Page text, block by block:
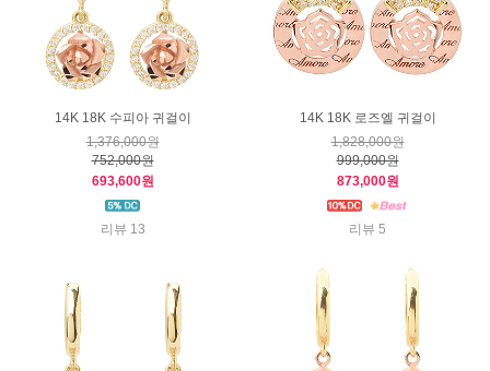
14K 18K 수피아 귀걸이
1,376,000원
752,000원
693,600원
리뷰 13
14K 18K 로즈엘 귀걸이
1,828,000원
999,000원
873,000원
리뷰 5